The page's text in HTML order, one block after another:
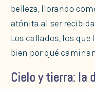
belleza, llorando
atónita al ser
Los callados, los
bien por qué
Cielo y tierra: la